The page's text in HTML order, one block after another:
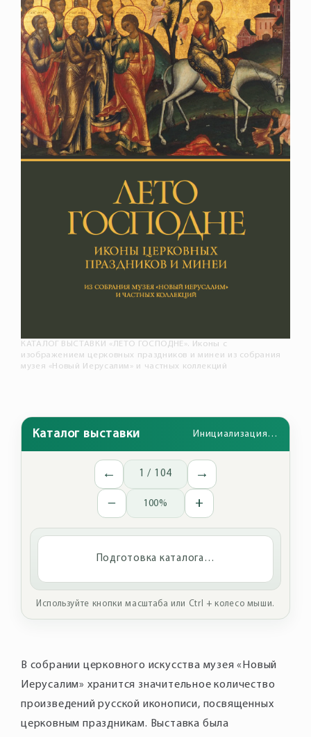
КАТАЛОГ ВЫСТАВКИ «ЛЕТО ГОСПОДНЕ». Иконы с
изображением церковных праздников и минеи из собрания
музея «Новый Иерусалим» и частных коллекций
Каталог выставки Инициализация…
← 1 / 104 →
− 100% +
Подготовка каталога…
Используйте кнопки масштаба или Ctrl + колесо мыши.
В собрании церковного искусства музея «Новый
Иерусалим» хранится значительное количество
произведений русской иконописи, посвященных
церковным праздникам. Выставка была